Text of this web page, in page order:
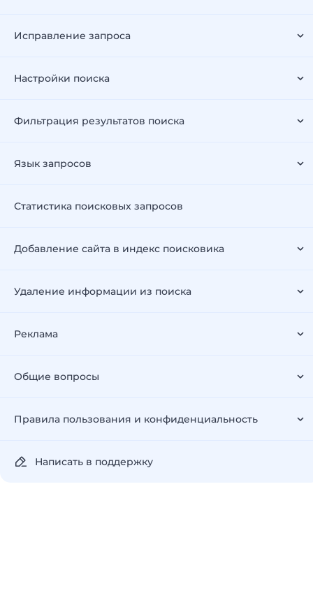
Исправление запроса
Настройки поиска
Фильтрация результатов поиска
Язык запросов
Статистика поисковых запросов
Добавление сайта в индекс поисковика
Удаление информации из поиска
Реклама
Общие вопросы
Правила пользования и конфиденциальность
Написать в поддержку